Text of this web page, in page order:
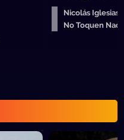
Nicolás Iglesias
No Toquen